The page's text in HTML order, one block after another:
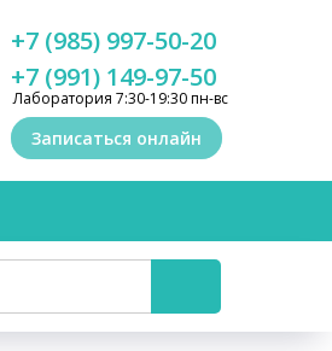
Лаборатория 7:30-19:30 пн-вс
+7 (991) 149-97-50
+7 (985) 997-50-20
Записаться онлайн